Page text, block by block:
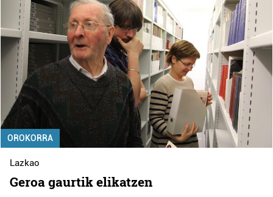
OROKORRA
Lazkao
Geroa gaurtik elikatzen